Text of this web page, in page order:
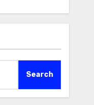
Search